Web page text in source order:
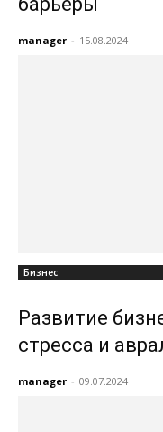
manager - 15.08.2024
Бизнес
Развитие
стресса и
manager - 09.07.2024